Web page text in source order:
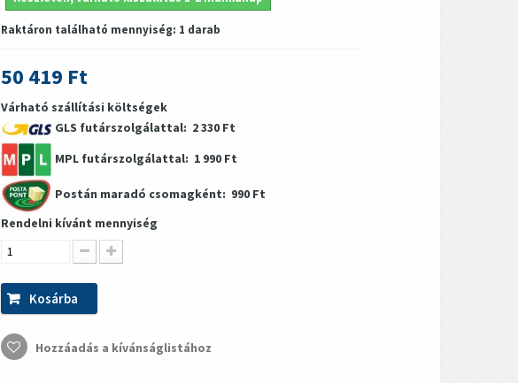
Raktáron található mennyiség: 1 darab
50 419 Ft
Várható szállítási költségek
GLS futárszolgálattal: 2 330 Ft
MPL futárszolgálattal: 1 990 Ft
Postán maradó csomagként: 990 Ft
Rendelni kívánt mennyiség
Kosárba
Hozzáadás a kívánságlistához